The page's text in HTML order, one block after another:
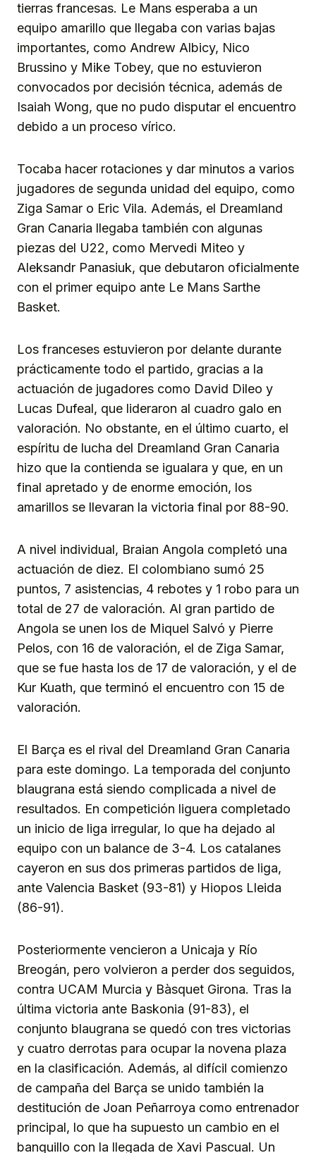
tierras francesas. Le Mans esperaba a un
equipo amarillo que llegaba con varias bajas
importantes, como Andrew Albicy, Nico
Brussino y Mike Tobey, que no estuvieron
convocados por decisión técnica, además de
Isaiah Wong, que no pudo disputar el encuentro
debido a un proceso vírico.
Tocaba hacer rotaciones y dar minutos a varios
jugadores de segunda unidad del equipo, como
Ziga Samar o Eric Vila. Además, el Dreamland
Gran Canaria llegaba también con algunas
piezas del U22, como Mervedi Miteo y
Aleksandr Panasiuk, que debutaron oficialmente
con el primer equipo ante Le Mans Sarthe
Basket.
Los franceses estuvieron por delante durante
prácticamente todo el partido, gracias a la
actuación de jugadores como David Dileo y
Lucas Dufeal, que lideraron al cuadro galo en
valoración. No obstante, en el último cuarto, el
espíritu de lucha del Dreamland Gran Canaria
hizo que la contienda se igualara y que, en un
final apretado y de enorme emoción, los
amarillos se llevaran la victoria final por 88-90.
A nivel individual, Braian Angola completó una
actuación de diez. El colombiano sumó 25
puntos, 7 asistencias, 4 rebotes y 1 robo para un
total de 27 de valoración. Al gran partido de
Angola se unen los de Miquel Salvó y Pierre
Pelos, con 16 de valoración, el de Ziga Samar,
que se fue hasta los de 17 de valoración, y el de
Kur Kuath, que terminó el encuentro con 15 de
valoración.
El Barça es el rival del Dreamland Gran Canaria
para este domingo. La temporada del conjunto
blaugrana está siendo complicada a nivel de
resultados. En competición liguera completado
un inicio de liga irregular, lo que ha dejado al
equipo con un balance de 3-4. Los catalanes
cayeron en sus dos primeras partidos de liga,
ante Valencia Basket (93-81) y Hiopos Lleida
(86-91).
Posteriormente vencieron a Unicaja y Río
Breogán, pero volvieron a perder dos seguidos,
contra UCAM Murcia y Bàsquet Girona. Tras la
última victoria ante Baskonia (91-83), el
conjunto blaugrana se quedó con tres victorias
y cuatro derrotas para ocupar la novena plaza
en la clasificación. Además, al difícil comienzo
de campaña del Barça se unido también la
destitución de Joan Peñarroya como entrenador
principal, lo que ha supuesto un cambio en el
banquillo con la llegada de Xavi Pascual. Un